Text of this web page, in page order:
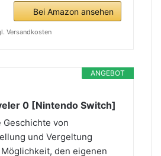
Bei Amazon ansehen
Versandkosten
ANGEBOT
0 [Nintendo Switch]
Geschichte von
und Vergeltung
den eigenen